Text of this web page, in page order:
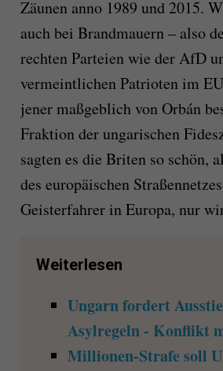
Zäunen anno 1989 und 2015.
auch bei Brandmauern – also
rechten Parteien wie der AfD
vermeintlichen Patrioten im
jener maßgeblich von Orbán
Fraktion der ungarischen
sagten es die Briten so schön,
des europäischen
Geisterfahrer in Europa, nur
Weiterlesen
Ungarn fordert
Asylregeln - Konflikt
Millionen-Strafe soll